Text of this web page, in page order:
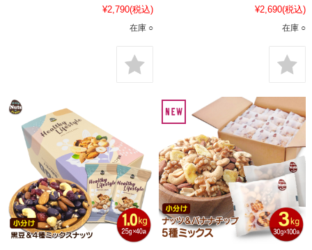
¥2,790(税込)
在庫 ○
¥2,690(税込)
在庫 ○